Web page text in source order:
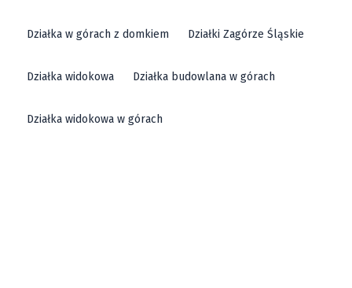
Działka w górach z domkiem Działki Zagórze Śląskie
Działka widokowa Działka budowlana w górach
Działka widokowa w górach